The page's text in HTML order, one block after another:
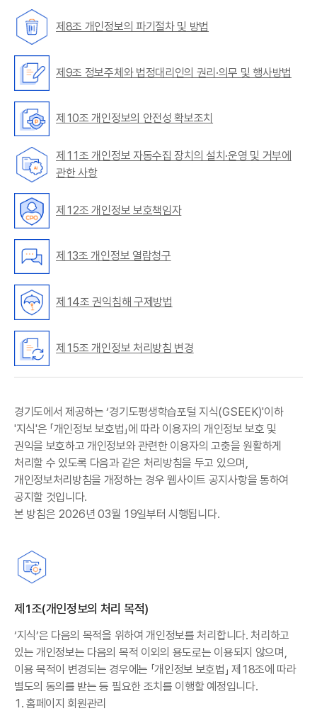
제8조 개인정보의 파기절차 및 방법
제9조 정보주체와 법정대리인의 권리·의무 및 행사방법
제10조 개인정보의 안전성 확보조치
제11조 개인정보 자동수집 장치의 설치·운영 및 거부에
관한 사항
제12조 개인정보 보호책임자
제13조 개인정보 열람청구
제14조 권익침해 구제방법
제15조 개인정보 처리방침 변경
경기도에서 제공하는 ‘경기도평생학습포털 지식(GSEEK)'이하
'지식'은 「개인정보 보호법」에 따라 이용자의 개인정보 보호 및
권익을 보호하고 개인정보와 관련한 이용자의 고충을 원활하게
처리할 수 있도록 다음과 같은 처리방침을 두고 있으며,
개인정보처리방침을 개정하는 경우 웹사이트 공지사항을 통하여
공지할 것입니다.
본 방침은 2026년 03월 19일부터 시행됩니다.
제1조(개인정보의 처리 목적)
‘지식’은 다음의 목적을 위하여 개인정보를 처리합니다. 처리하고
있는 개인정보는 다음의 목적 이외의 용도로는 이용되지 않으며,
이용 목적이 변경되는 경우에는 「개인정보 보호법」 제18조에 따라
별도의 동의를 받는 등 필요한 조치를 이행할 예정입니다.
1. 홈페이지 회원관리